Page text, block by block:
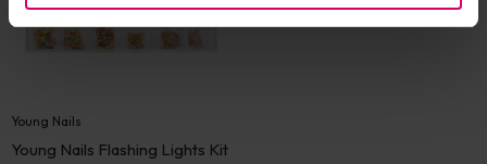
Young Nails
Young Nails Flashing Lights Kit